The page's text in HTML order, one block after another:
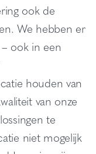
ook de
We hebben er
ook in een
houden van
van onze
te
niet mogelijk